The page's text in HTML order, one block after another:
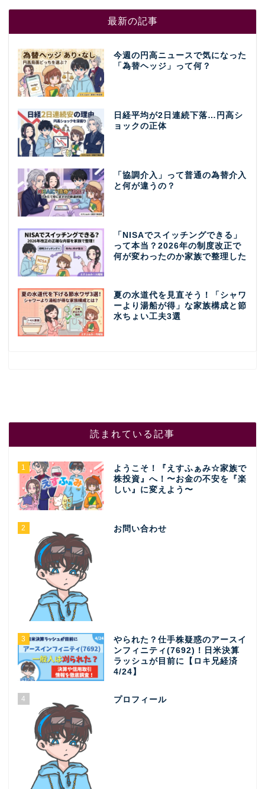
最新の記事
今週の円高ニュースで気になった
「為替ヘッジ」って何？
日経平均が2日連続下落…円高シ
ョックの正体
「協調介入」って普通の為替介入
と何が違うの？
「NISAでスイッチングできる」
って本当？2026年の制度改正で
何が変わったのか家族で整理した
夏の水道代を見直そう！「シャワ
ーより湯船が得」な家族構成と節
水ちょい工夫3選
読まれている記事
1
ようこそ！『えすふぁみ☆家族で
株投資』へ！〜お金の不安を『楽
しい』に変えよう〜
2 お問い合わせ
3
やられた？仕手株疑惑のアースイ
ンフィニティ(7692)！日米決算
ラッシュが目前に【ロキ兄経済
4/24】
4 プロフィール